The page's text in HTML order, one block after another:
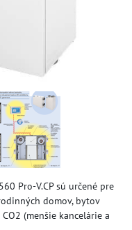
Pro-V.CP sú určené pre
domov, bytov
(menšie kancelárie a